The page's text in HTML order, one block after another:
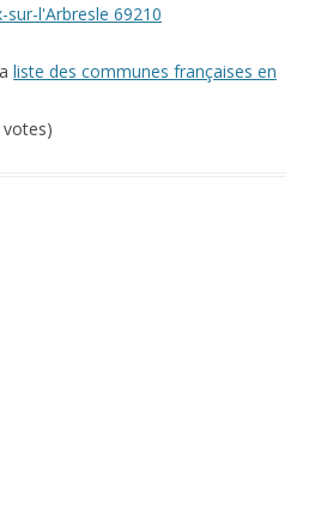
l'Arbresle 69210
liste des communes françaises en